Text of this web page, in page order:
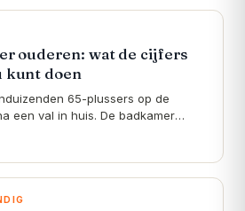
ouderen: wat de cijfers
kunt doen
65-plussers op de
een val in huis. De badkamer